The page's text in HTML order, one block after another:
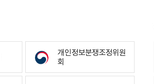
개인정보분쟁조정위원
회